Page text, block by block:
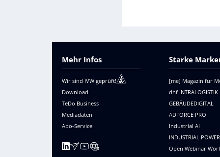
Mehr Infos
Wir sind IVW geprüft!
Download
TeDo Business
Mediadaten
Abo-Service
Starke
[me] Magazin für
dhf INTRALOGISTIK
GEBÄUDEDIGITAL
ADFORCE PRO
Industrial AI
INDUSTRIAL POWER
Open Webinar